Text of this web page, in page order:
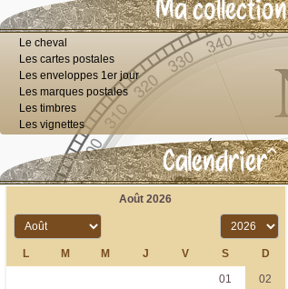
Ma collection
Le cheval
Les cartes postales
Les enveloppes 1er jour
Les marques postales
Les timbres
Les vignettes

Calendrier